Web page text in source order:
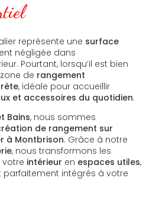
représente une surface
négligée dans
Pourtant, lorsqu’il est bien
de rangement
, idéale pour accueillir
et accessoires du quotidien.
Bains, nous sommes
de rangement sur
à Montbrison. Grâce à notre
, nous transformons les
intérieur en espaces utiles,
parfaitement intégrés à votre